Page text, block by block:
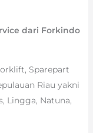
dari Forkindo
Sparepart
Riau yakni
Lingga, Natuna,